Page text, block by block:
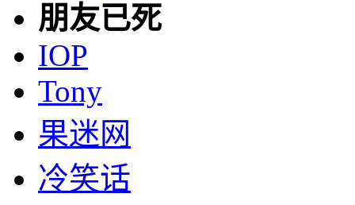
朋友已死
IOP
Tony
果迷网
冷笑话